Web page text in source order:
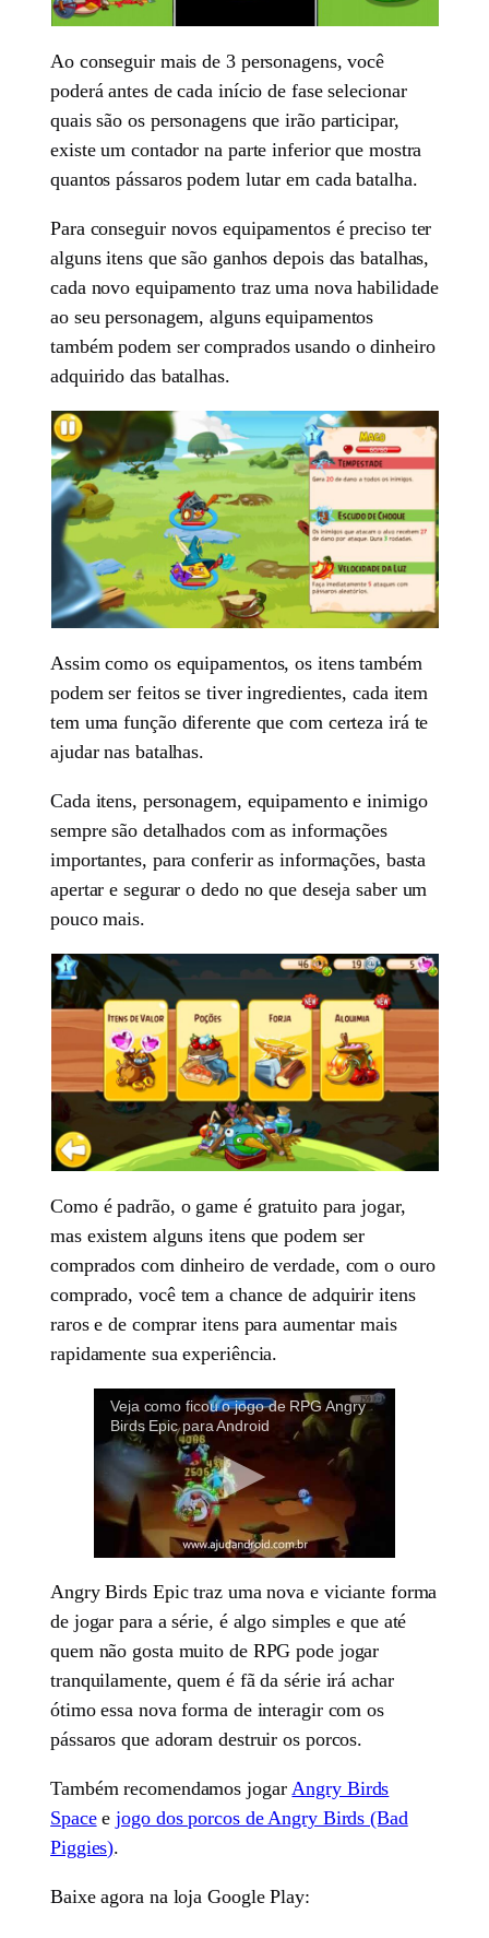
Ao conseguir mais de 3 personagens, você
poderá antes de cada início de fase selecionar
quais são os personagens que irão participar,
existe um contador na parte inferior que mostra
quantos pássaros podem lutar em cada batalha.
Para conseguir novos equipamentos é preciso ter
alguns itens que são ganhos depois das batalhas,
cada novo equipamento traz uma nova habilidade
ao seu personagem, alguns equipamentos
também podem ser comprados usando o dinheiro
adquirido das batalhas.
Assim como os equipamentos, os itens também
podem ser feitos se tiver ingredientes, cada item
tem uma função diferente que com certeza irá te
ajudar nas batalhas.
Cada itens, personagem, equipamento e inimigo
sempre são detalhados com as informações
importantes, para conferir as informações, basta
apertar e segurar o dedo no que deseja saber um
pouco mais.
Como é padrão, o game é gratuito para jogar,
mas existem alguns itens que podem ser
comprados com dinheiro de verdade, com o ouro
comprado, você tem a chance de adquirir itens
raros e de comprar itens para aumentar mais
rapidamente sua experiência.
Veja como ficou o jogo de RPG Angry
Birds Epic para Android
Angry Birds Epic traz uma nova e viciante forma
de jogar para a série, é algo simples e que até
quem não gosta muito de RPG pode jogar
tranquilamente, quem é fã da série irá achar
ótimo essa nova forma de interagir com os
pássaros que adoram destruir os porcos.
Também recomendamos jogar Angry Birds
Spaceejogo dos porcos de Angry Birds (Bad
Piggies).
Baixe agora na loja Google Play: